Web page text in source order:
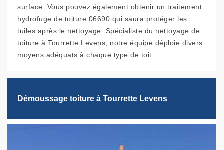
surface. Vous pouvez également obtenir un traitement
hydrofuge de toiture 06690 qui saura protéger les
tuiles après le nettoyage. Spécialiste du nettoyage de
toiture à Tourrette Levens, notre équipe déploie divers
moyens adéquats à chaque type de toit.
Démoussage toiture à Tourrette Levens